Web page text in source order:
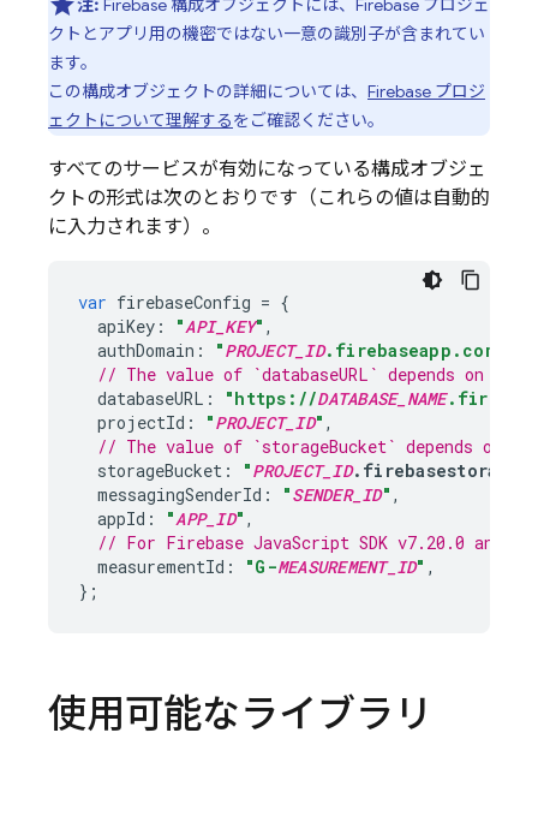
注: Firebase 構成オブジェクトには、Firebase プロジェ
クトとアプリ用の機密ではない一意の識別子が含まれてい
ます。
この構成オブジェクトの詳細については、 Firebase プロジ
ェクトについて理解するをご確認ください。
すべてのサービスが有効になっている構成オブジェ
クトの形式は次のとおりです（これらの値は自動的
に入力されます）。
var firebaseConfig = {
apiKey : "API_KEY" ,
authDomain : "PROJECT_ID.firebaseapp.com"
// The value of `databaseURL` depends on the
databaseURL : "https://DATABASE_NAME
projectId : "PROJECT_ID" ,
// The value of `storageBucket` depends on
storageBucket : "PROJECT_ID
messagingSenderId : "SENDER_ID" ,
appId : "APP_ID" ,
// For Firebase JavaScript SDK v7.20.0 and
measurementId : "G-MEASUREMENT_ID" ,
};
使用可能なライブラリ